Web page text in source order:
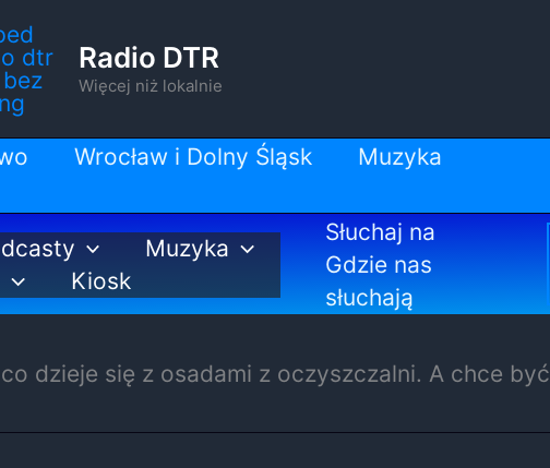
Radio DTR
Więcej niż lokalnie
Wrocław i Dolny Śląsk
Muzyka
Muzyka
Kiosk
Słuchaj na
Gdzie nas
słuchają
dzieje się z osadami z oczyszczalni. A chce być